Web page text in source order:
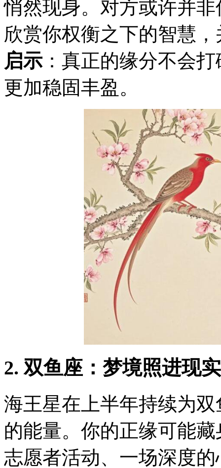
悄然现身。对方或许并
欣赏你权衡之下的智慧
启示：真正的缘分不会
更加稳固丰盈。
2. 双鱼座：梦境照进现
海王星在上半年持续为
的能量。你的正缘可能
志愿者活动、一场深度